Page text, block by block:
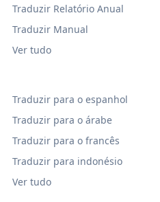
Traduzir Relatório Anual
Traduzir Manual
Ver tudo
Traduzir para o espanhol
Traduzir para o árabe
Traduzir para o francês
Traduzir para indonésio
Ver tudo